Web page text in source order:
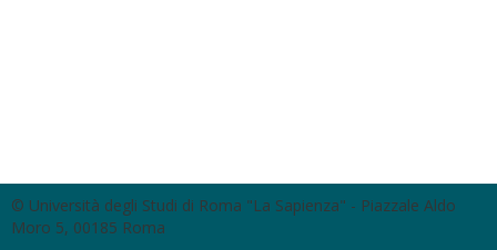
© Università degli Studi di Roma "La Sapienza" - Piazzale Aldo
Moro 5, 00185 Roma